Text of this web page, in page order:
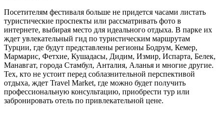
Посетителям фестиваля больше не придется часами листать
туристические проспекты или рассматривать фото в
интернете, выбирая место для идеального отдыха. В парке их
ждет увлекательный гид по туристическим маршрутам
Турции, где будут представлены регионы Бодрум, Кемер,
Мармарис, Фетхие, Кушадасы, Дидим, Измир, Испарта, Белек,
Манавгат, города Стамбул, Анталия, Аланья и многие другие.
Тех, кто не устоит перед соблазнительной перспективой
отдыха, ждет Travel Market, где можно будет получить
профессиональную консультацию, приобрести тур или
забронировать отель по привлекательной цене.